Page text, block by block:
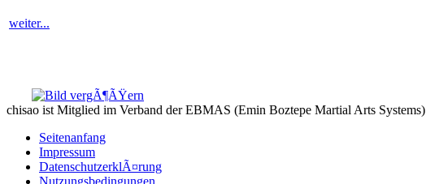
weiter...
chisao ist Mitglied im Verband der EBMAS (Emin Boztepe Martial Arts Systems)
Seitenanfang
Impressum
DatenschutzerklÃ¤rung
Nutzungsbedingungen